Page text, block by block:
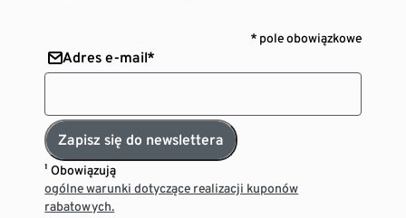
* pole obowiązkowe
Adres e-mail*
Zapisz się do newslettera
¹ Obowiązują
ogólne warunki dotyczące realizacji kuponów
rabatowych.